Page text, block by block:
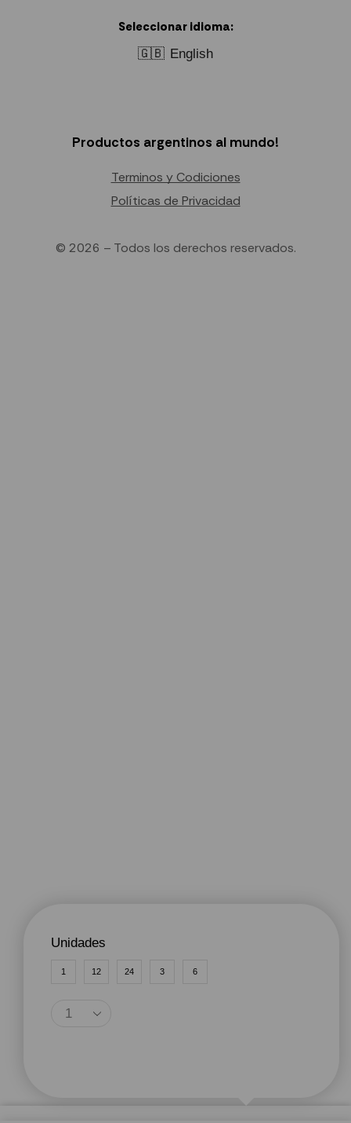
Unidades
1 12 24 3 6
Seleccionar idioma:
🇬🇧 English
Productos argentinos al mundo!
Terminos y Codiciones
Políticas de Privacidad
© 2026 – Todos los derechos reservados.